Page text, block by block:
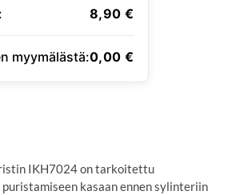
8,90 €
myymälästä:0,00 €
IKH7024 on tarkoitettu
kasaan ennen sylinteriin